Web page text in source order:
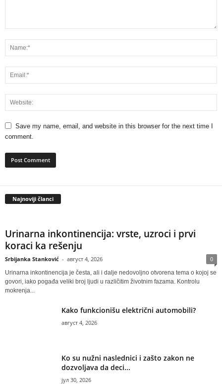
Save my name, email, and website in this browser for the next time I
comment.
Najnoviji članci
Urinarna inkontinencija: vrste, uzroci i prvi
koraci ka rešenju
Srbijanka Stanković - август 4, 2026 0
Urinarna inkontinencija je česta, ali i dalje nedovoljno otvorena tema o kojoj se
govori, iako pogađa veliki broj ljudi u različitim životnim fazama. Kontrolu
mokrenja...
Kako funkcionišu električni automobili?
август 4, 2026
Ko su nužni naslednici i zašto zakon ne
dozvoljava da deci...
јул 30, 2026